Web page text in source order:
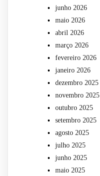
junho 2026
maio 2026
abril 2026
março 2026
fevereiro 2026
janeiro 2026
dezembro 2025
novembro 2025
outubro 2025
setembro 2025
agosto 2025
julho 2025
junho 2025
maio 2025